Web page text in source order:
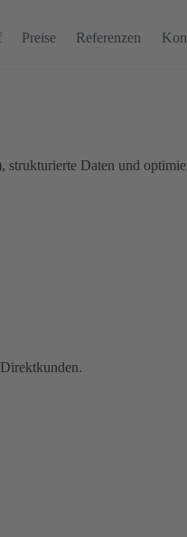
Preise Referenzen
Daten und